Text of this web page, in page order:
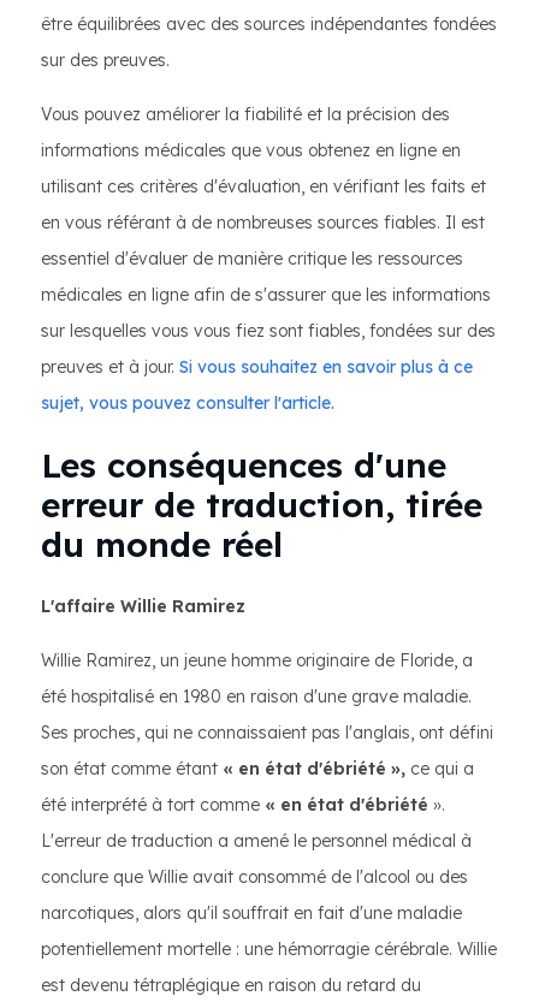
être équilibrées avec des sources indépendantes fondées
sur des preuves.
Vous pouvez améliorer la fiabilité et la précision des
informations médicales que vous obtenez en ligne en
utilisant ces critères d'évaluation, en vérifiant les faits et
en vous référant à de nombreuses sources fiables. Il est
essentiel d'évaluer de manière critique les ressources
médicales en ligne afin de s'assurer que les informations
sur lesquelles vous vous fiez sont fiables, fondées sur des
preuves et à jour. Si vous souhaitez en savoir plus à ce
sujet, vous pouvez consulter l'article.
Les conséquences d'une
erreur de traduction, tirée
du monde réel
L'affaire Willie Ramirez
Willie Ramirez, un jeune homme originaire de Floride, a
été hospitalisé en 1980 en raison d'une grave maladie.
Ses proches, qui ne connaissaient pas l'anglais, ont défini
son état comme étant « en état d'ébriété », ce qui a
été interprété à tort comme « en état d'ébriété ».
L'erreur de traduction a amené le personnel médical à
conclure que Willie avait consommé de l'alcool ou des
narcotiques, alors qu'il souffrait en fait d'une maladie
potentiellement mortelle : une hémorragie cérébrale. Willie
est devenu tétraplégique en raison du retard du